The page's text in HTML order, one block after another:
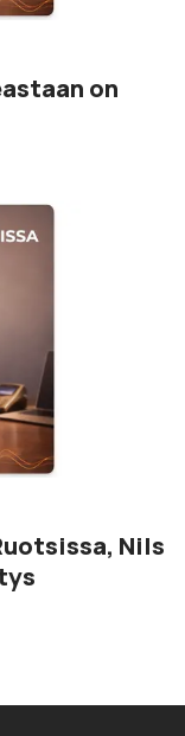
on
Nils